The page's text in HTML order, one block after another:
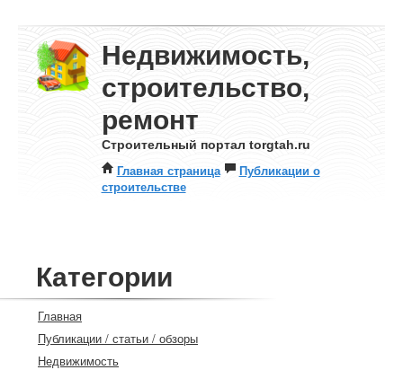
Недвижимость,
строительство,
ремонт
Строительный портал torgtah.ru
Главная страница
Публикации о
строительстве
Категории
Главная
Публикации / статьи / обзоры
Недвижимость